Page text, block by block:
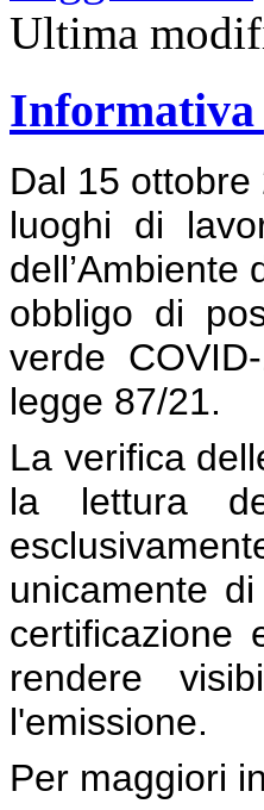
Ultima
Informativa
Dal 15
luoghi di
obbligo di
verde
legge 87/21.
La verifica
la lettura
unicamente
certificazione
rendere
l'emissione.
Per maggiori